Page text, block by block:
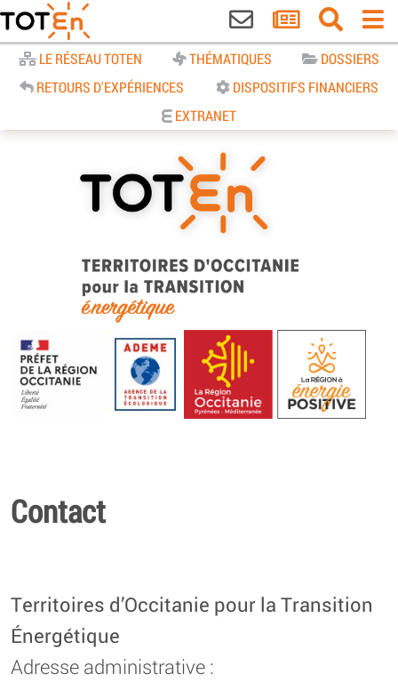
LE RÉSEAU TOTEN THÉMATIQUES
DOSSIERS
RETOURS D'EXPÉRIENCES
DISPOSITIFS FINANCIERS
EXTRANET
TOTEn Occitanie | Territoires
d’Occitanie pour la Transition
Energétique
Contact
Territoires d’Occitanie pour la Transition
Énergétique
Adresse administrative :